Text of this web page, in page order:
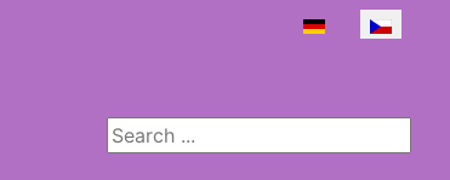
Zvolte jazyk
Search ...